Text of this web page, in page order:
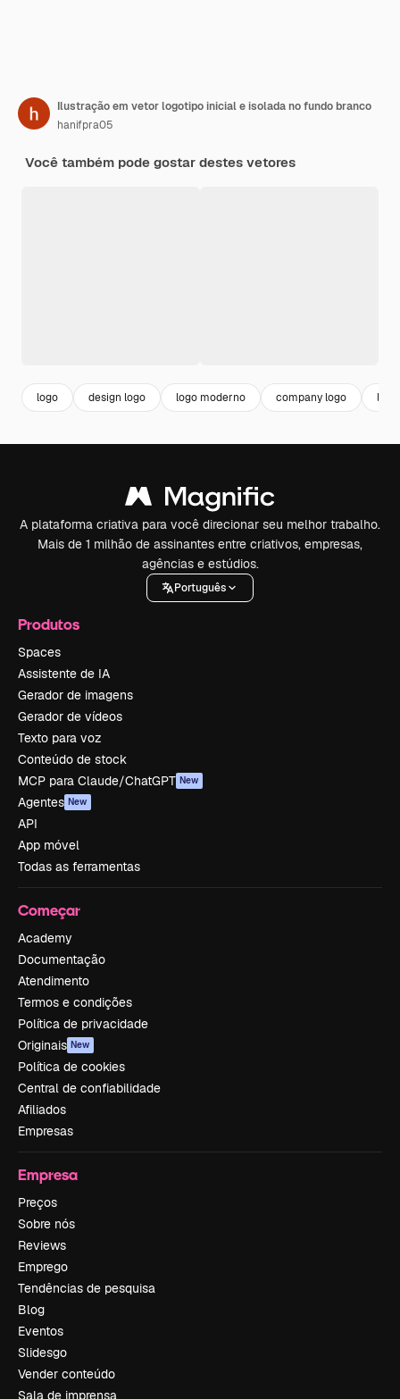
Ilustração em vetor logotipo inicial e isolada no fundo branco
hanifpra05
Você também pode gostar destes vetores
logo design logo logo moderno company logo
A plataforma criativa para você direcionar seu melhor trabalho.
Mais de 1 milhão de assinantes entre criativos, empresas,
agências e estúdios.
Português
Produtos
Spaces
Assistente de IA
Gerador de imagens
Gerador de vídeos
Texto para voz
Conteúdo de stock
MCP para Claude/ChatGPT New
Agentes New
API
App móvel
Todas as ferramentas
Começar
Academy
Documentação
Atendimento
Termos e condições
Política de privacidade
Originais New
Política de cookies
Central de confiabilidade
Afiliados
Empresas
Empresa
Preços
Sobre nós
Reviews
Emprego
Tendências de pesquisa
Blog
Eventos
Slidesgo
Vender conteúdo
Sala de imprensa